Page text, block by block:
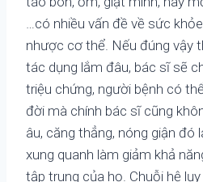
…có nhiều vấn đề về sức
nhược cơ thể. Nếu đúng vậy
tác dụng lắm đâu, bác sĩ sẽ
triệu chứng, người bệnh có
đời mà chính bác sĩ cũng
âu, căng thẳng, nóng giận đó
xung quanh làm giảm khả
tập trung của họ. Chuỗi hệ